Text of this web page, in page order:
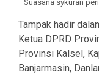
Suasana sykuran
Tampak hadir
Ketua DPRD
Provinsi Kalsel,
Banjarmasin,